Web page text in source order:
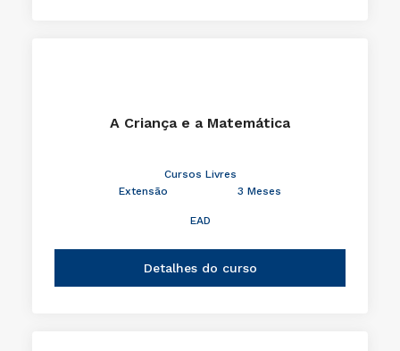
A Criança e a Matemática
Cursos Livres
Extensão
3 Meses
EAD
Detalhes do curso